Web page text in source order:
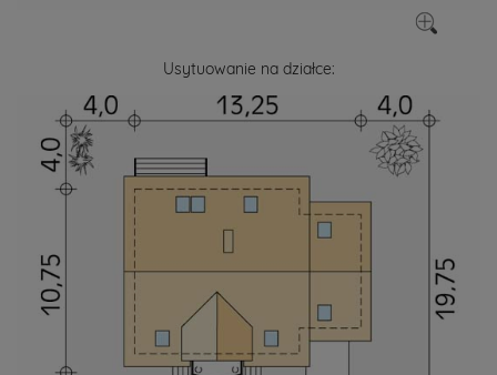
Usytuowanie na działce: